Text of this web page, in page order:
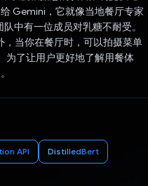
Gemini，它就像当地餐厅专家
中有一位成员对乳糖不耐受。
，当你在餐厅时，可以拍摄菜单
为了让用户更好地了解用餐体
API DistilledBert